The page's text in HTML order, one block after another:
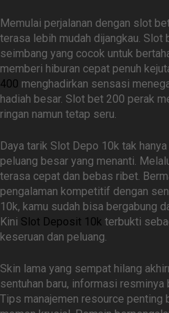
Memulai perjalanan dengan slot
terasa lebih mudah dijangkau. Slot
seimbang yang cocok untuk
memberi hiburan cepat penuh
400 menghadirkan sensasi
hadiah besar. Slot bet 200 perak
ringan namun tetap seru.
Daya tarik Slot Depo 10k tak
peluang besar yang menanti.
terasa cepat dan bebas ribet.
pengalaman kompetitif dengan
10k, kamu sudah bisa bergabung
Kini Slot Deposit 10k terbukti
keseruan dan peluang.
Skin lama yang sempat hilang
sentuhan baru, informasi resminya
Tips manajemen resource penting